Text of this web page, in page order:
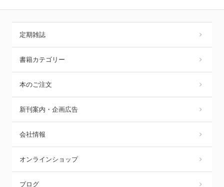
定期雑誌
書籍カテゴリー
本のご注文
新刊案内・企画広告
会社情報
オンラインショップ
ブログ